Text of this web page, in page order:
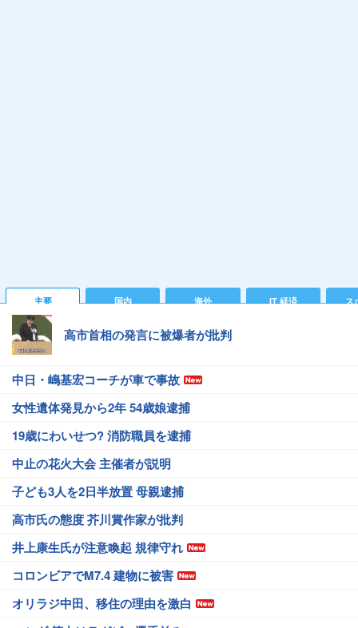
主要 国内 海外 IT 経済 ス
高市首相の発言に被爆者が批判
中日・嶋基宏コーチが車で事故
女性遺体発見から2年 54歳娘逮捕
19歳にわいせつ? 消防職員を逮捕
中止の花火大会 主催者が説明
子ども3人を2日半放置 母親逮捕
高市氏の態度 芥川賞作家が批判
井上康生氏が注意喚起 規律守れ
コロンビアでM7.4 建物に被害
オリラジ中田、移住の理由を激白